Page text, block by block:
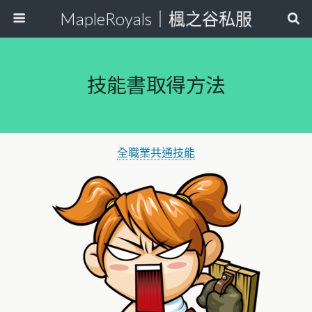
MapleRoyals｜楓之谷私服
技能書取得方法
全職業共通技能